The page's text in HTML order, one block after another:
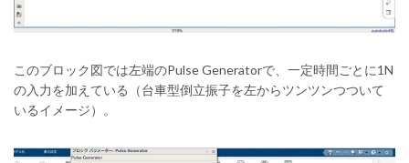
このブロック図では左端のPulse Generatorで、一定時間ごとに1N
の入力を加えている（台車型倒立振子を左からツンツンつついて
いるイメージ）。